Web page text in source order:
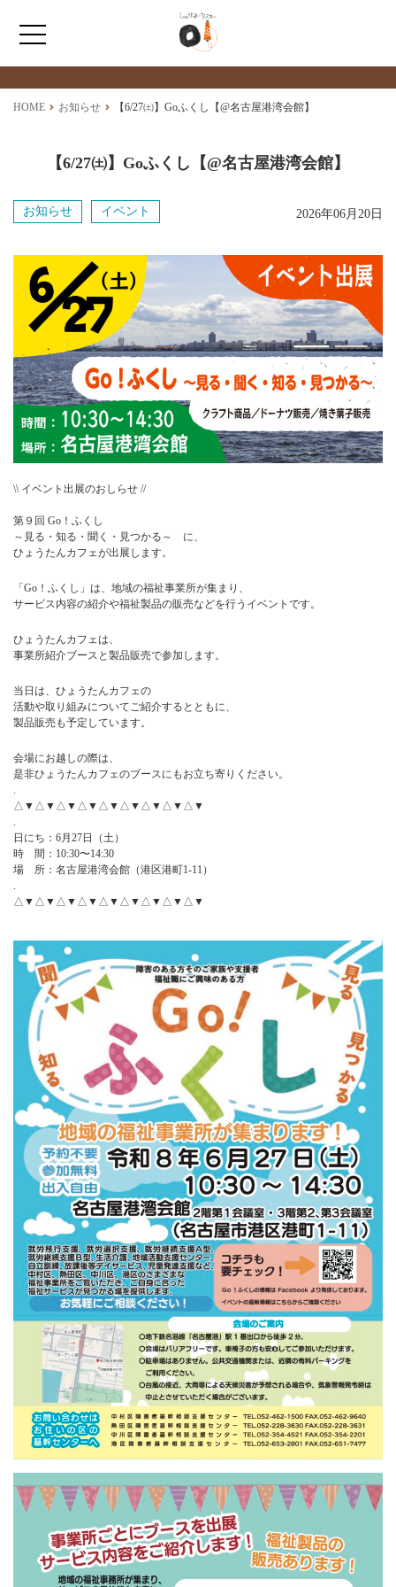
ホーム
福祉サービス
ショップ情報
最新情報
NEWS
HOME お知らせ 【6/27㈯】Goふくし【@名古屋港湾会館】
【6/27㈯】Goふくし【@名古屋港湾会館】
お知らせ イベント 2026年06月20日
\\ イベント出展のおしらせ //
第９回 Go！ふくし
～見る・知る・聞く・見つかる～ に、
ひょうたんカフェが出展します。
「Go！ふくし」は、地域の福祉事業所が集まり、
サービス内容の紹介や福祉製品の販売などを行うイベントです。
ひょうたんカフェは、
事業所紹介ブースと製品販売で参加します。
当日は、ひょうたんカフェの
活動や取り組みについてご紹介するとともに、
製品販売も予定しています。
会場にお越しの際は、
是非ひょうたんカフェのブースにもお立ち寄りください。
.
△▼△▼△▼△▼△▼△▼△▼△▼△▼
.
日にち：6月27日（土）
時 間：10:30〜14:30
場 所：名古屋港湾会館（港区港町1-11）
.
△▼△▼△▼△▼△▼△▼△▼△▼△▼